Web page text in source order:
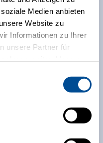
Medien anbieten
Website zu
Informationen zu Ihrer
unsere Partner für
ihnen bereitgestellt
Nutzung der Dienste